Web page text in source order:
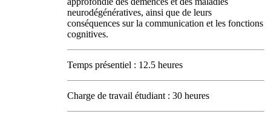
neurodégénératives, ainsi que de leurs
conséquences sur la communication et les fonctions
cognitives.
Temps présentiel : 12.5 heures
Charge de travail étudiant : 30 heures